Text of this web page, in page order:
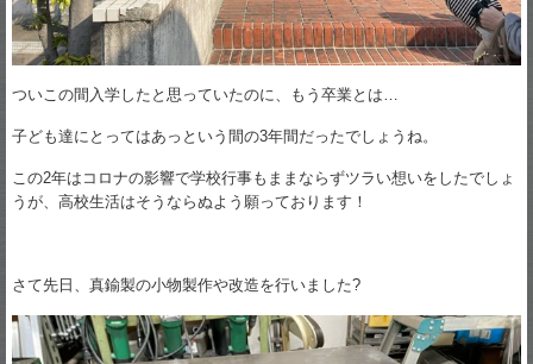
ついこの間入学したと思っていたのに、もう卒業とは…
子ども達にとってはあっという間の3年間だったでしょうね。
この2年はコロナの影響で学校行事もままならずツラい想いをしたでしょ
うが、高校生活はそうならぬよう願っております！
さて先日、真鍮製の小物製作や改造を行いました?